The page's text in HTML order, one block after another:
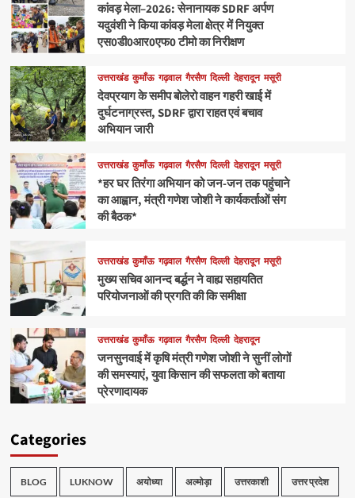
कांवड़ मेला–2026: सेनानायक SDRF अर्पण
यदुवंशी ने किया कांवड़ मेला क्षेत्र में नियुक्त
एस0डी0आर0एफ0 टीमो का निरीक्षण
उत्तराखंड कुमाँऊ गढ़वाल गैरसैण दिल्ली देहरादून मसूरी
देवप्रयाग के समीप बोलेरो वाहन गहरी खाई में
दुर्घटनाग्रस्त, SDRF द्वारा राहत एवं बचाव
अभियान जारी
उत्तराखंड कुमाँऊ गढ़वाल गैरसैण दिल्ली देहरादून मसूरी
*हर घर तिरंगा अभियान को जन-जन तक पहुंचाने
का आह्वान, मंत्री गणेश जोशी ने कार्यकर्ताओं संग
की बैठक*
उत्तराखंड कुमाँऊ गढ़वाल गैरसैण दिल्ली देहरादून मसूरी
मुख्य सचिव आनन्द बर्द्धन ने वाह्य सहायतित
परियोजनाओं की प्रगति की कि समीक्षा
उत्तराखंड कुमाँऊ गढ़वाल गैरसैण दिल्ली देहरादून
जनसुनवाई में कृषि मंत्री गणेश जोशी ने सुनीं लोगों
की समस्याएं, युवा किसान की सफलता को बताया
प्रेरणादायक
Categories
BLOG LUKNOW अयोध्या अल्मोड़ा उत्तरकाशी उत्तर प्रदेश